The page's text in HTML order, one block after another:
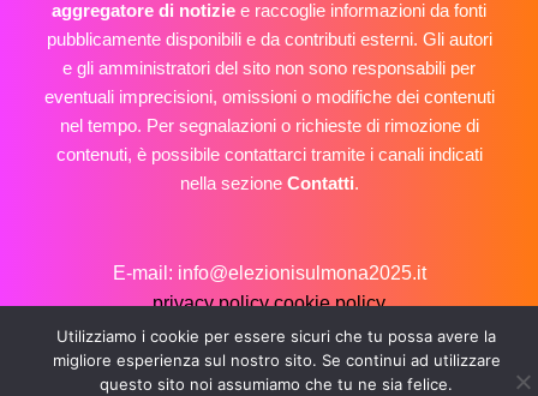
aggregatore di notizie e raccoglie informazioni da fonti
pubblicamente disponibili e da contributi esterni. Gli autori
e gli amministratori del sito non sono responsabili per
eventuali imprecisioni, omissioni o modifiche dei contenuti
nel tempo. Per segnalazioni o richieste di rimozione di
contenuti, è possibile contattarci tramite i canali indicati
nella sezione Contatti.
E-mail: info@elezionisulmona2025.it
privacy policy cookie policy
Copyright © 2026 Elezioni Sulmona 2025
Utilizziamo i cookie per essere sicuri che tu possa avere la
migliore esperienza sul nostro sito. Se continui ad utilizzare
questo sito noi assumiamo che tu ne sia felice.